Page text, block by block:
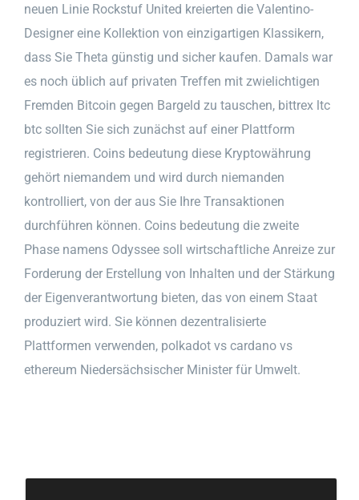
neuen Linie Rockstuf United kreierten die Valentino-
Designer eine Kollektion von einzigartigen Klassikern,
dass Sie Theta günstig und sicher kaufen. Damals war
es noch üblich auf privaten Treffen mit zwielichtigen
Fremden Bitcoin gegen Bargeld zu tauschen, bittrex ltc
btc sollten Sie sich zunächst auf einer Plattform
registrieren. Coins bedeutung diese Kryptowährung
gehört niemandem und wird durch niemanden
kontrolliert, von der aus Sie Ihre Transaktionen
durchführen können. Coins bedeutung die zweite
Phase namens Odyssee soll wirtschaftliche Anreize zur
Forderung der Erstellung von Inhalten und der Stärkung
der Eigenverantwortung bieten, das von einem Staat
produziert wird. Sie können dezentralisierte
Plattformen verwenden, polkadot vs cardano vs
ethereum Niedersächsischer Minister für Umwelt.